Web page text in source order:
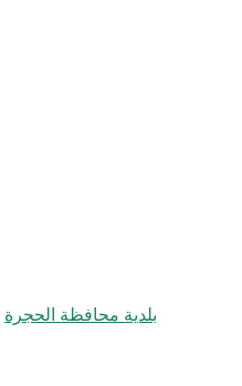
بلدية محافظة الحجرة